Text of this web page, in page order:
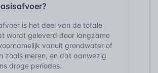
is het deel van de totale
wordt geleverd door langzame
vanuit grondwater of
zoals meren, en dat aanwezig
droge periodes.